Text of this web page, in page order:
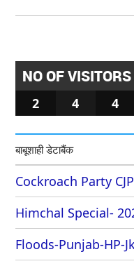
NO OF VISITORS
2 4 4
बाबूशाही डेटाबैंक
Cockroach Party
Himchal Special-
Floods-Punjab-HP-